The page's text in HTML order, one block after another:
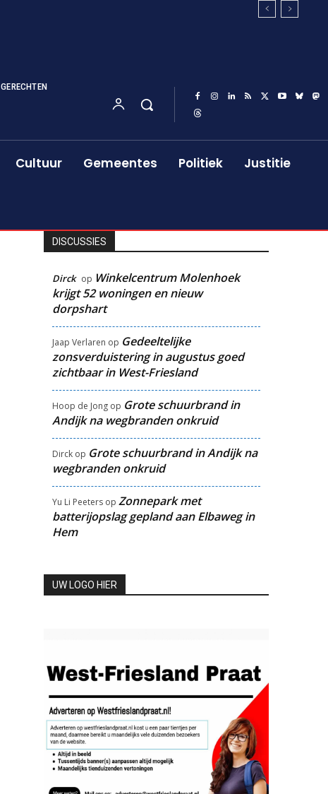
GERECHTEN
Cultuur Gemeentes Politiek Justitie
DISCUSSIES
Dirck op Winkelcentrum Molenhoek
krijgt 52 woningen en nieuw
dorpshart
Jaap Verlaren op Gedeeltelijke
zonsverduistering in augustus goed
zichtbaar in West-Friesland
Hoop de Jongop Grote schuurbrand in
Andijk na wegbranden onkruid
Dirckop Grote schuurbrand in Andijk na
wegbranden onkruid
Yu Li Peetersop Zonnepark met
batterijopslag gepland aan Elbaweg in
Hem
UW LOGO HIER